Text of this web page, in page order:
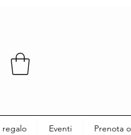
regalo Eventi Prenota